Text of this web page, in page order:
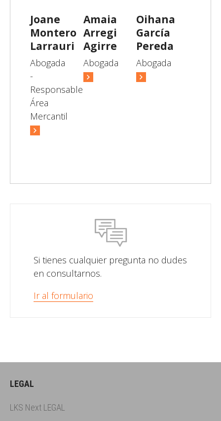
LEGAL
LKS Next LEGAL
Joane
Montero
Larrauri
Abogada
-
Responsable
Área
Mercantil
Amaia
Arregi
Agirre
Abogada
Oihana
García
Pereda
Abogada
Si tienes cualquier pregunta no dudes
en consultarnos.
Ir al formulario